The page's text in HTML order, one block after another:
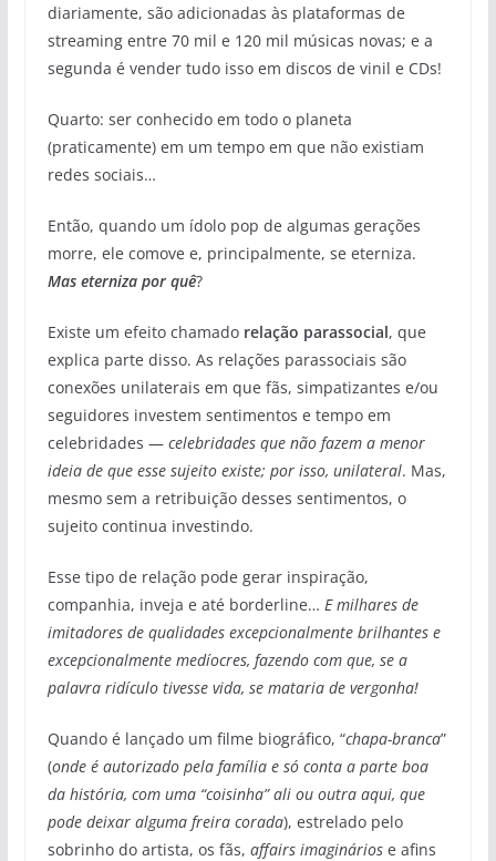
diariamente, são adicionadas às plataformas de
streaming entre 70 mil e 120 mil músicas novas; e a
segunda é vender tudo isso em discos de vinil e CDs!
Quarto: ser conhecido em todo o planeta
(praticamente) em um tempo em que não existiam
redes sociais…
Então, quando um ídolo pop de algumas gerações
morre, ele comove e, principalmente, se eterniza.
Mas eterniza por quê?
Existe um efeito chamado relação parassocial, que
explica parte disso. As relações parassociais são
conexões unilaterais em que fãs, simpatizantes e/ou
seguidores investem sentimentos e tempo em
celebridades — celebridades que não fazem a menor
ideia de que esse sujeito existe; por isso, unilateral. Mas,
mesmo sem a retribuição desses sentimentos, o
sujeito continua investindo.
Esse tipo de relação pode gerar inspiração,
companhia, inveja e até borderline… E milhares de
imitadores de qualidades excepcionalmente brilhantes e
excepcionalmente medíocres, fazendo com que, se a
palavra ridículo tivesse vida, se mataria de vergonha!
Quando é lançado um filme biográfico, “chapa-branca”
(onde é autorizado pela família e só conta a parte boa
da história, com uma “coisinha” ali ou outra aqui, que
pode deixar alguma freira corada), estrelado pelo
sobrinho do artista, os fãs, affairs imaginários e afins